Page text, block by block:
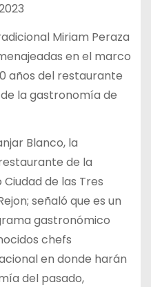
Miriam Peraza
en el marco
años del restaurante
la gastronomía de
Blanco, la
de la
de las Tres
señaló que es un
gastronómico
chefs
en donde harán
del pasado,